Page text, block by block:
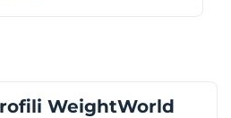
WeightWorld